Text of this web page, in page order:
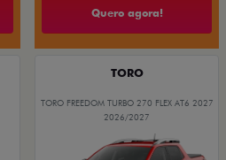
Quero agora!
TORO
TORO FREEDOM TURBO 270 FLEX AT6 2027
2026/2027